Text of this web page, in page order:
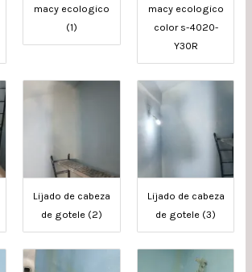
macy ecologico
(1)
macy ecologico
color s-4020-
Y30R
Lijado de cabeza
de gotele (2)
Lijado de cabeza
de gotele (3)